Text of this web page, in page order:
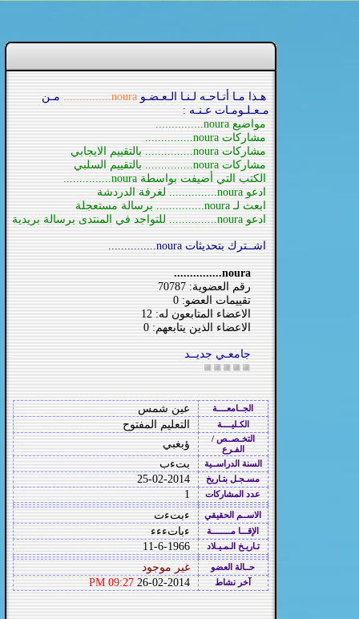
هـذا مـا أتـاحـه لـنـا الـعـضـوnoura...............
مـن
مـعـلـومـات عـنـه :
مواضيع noura...............
مشاركات noura...............
مشاركات noura............... بالتقييم الايجابي
مشاركات noura............... بالتقييم السلبي
الكتب التي أضيفت بواسطة noura...............
ادعو noura............... لغرفة الدردشة
ابعث لـ noura............... برسالة مستعجلة
ادعو noura............... للتواجد في المنتدى برسالة بريدية
اشــترك بتحديثات noura...............
noura...............
رقم العضوية: 70787
تقييمات العضو: 0
الاعضاء المتابعون له: 12
الاعضاء الذين يتابعهم: 0
جامعـي جديــد
الجــامعــــة عين شمس
الكـليــــة التعليم المفتوح
التخـصــص /
الفـرع
ؤبغبي
السنة الدراســية بتءب
مسـجـل بتـاريخ 25-02-2014
عدد المشاركات 1
الاســم الحقيقي ءبتءت
الإقـــا مــــــــة ءباتءءء
تـاريـخ الـمـيـلاد 11-6-1966
حــالة العضو غير موجود
آخر نشاط 26-02-2014
09:27 PM